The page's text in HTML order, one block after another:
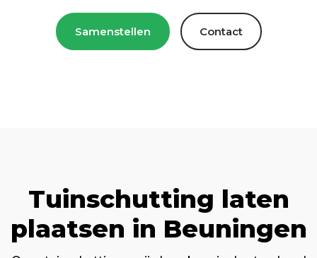
Samenstellen Contact
Tuinschutting laten
plaatsen in Beuningen